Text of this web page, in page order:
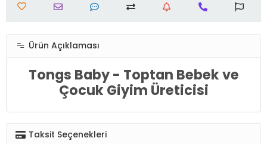
Ürün Açıklaması
Tongs Baby - Toptan Bebek ve
Çocuk Giyim Üreticisi
Taksit Seçenekleri